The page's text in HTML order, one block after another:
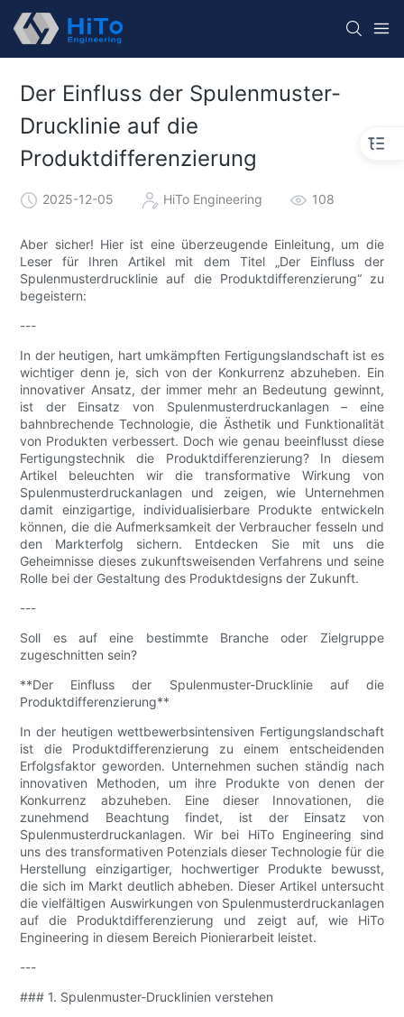
Der Einfluss der Spulenmuster-
Drucklinie auf die
Produktdifferenzierung
2025-12-05 HiTo Engineering 108
Aber sicher! Hier ist eine überzeugende Einleitung, um die
Leser für Ihren Artikel mit dem Titel „Der Einfluss der
Spulenmusterdrucklinie auf die Produktdifferenzierung“ zu
begeistern:
---
In der heutigen, hart umkämpften Fertigungslandschaft ist es
wichtiger denn je, sich von der Konkurrenz abzuheben. Ein
innovativer Ansatz, der immer mehr an Bedeutung gewinnt,
ist der Einsatz von Spulenmusterdruckanlagen – eine
bahnbrechende Technologie, die Ästhetik und Funktionalität
von Produkten verbessert. Doch wie genau beeinflusst diese
Fertigungstechnik die Produktdifferenzierung? In diesem
Artikel beleuchten wir die transformative Wirkung von
Spulenmusterdruckanlagen und zeigen, wie Unternehmen
damit einzigartige, individualisierbare Produkte entwickeln
können, die die Aufmerksamkeit der Verbraucher fesseln und
den Markterfolg sichern. Entdecken Sie mit uns die
Geheimnisse dieses zukunftsweisenden Verfahrens und seine
Rolle bei der Gestaltung des Produktdesigns der Zukunft.
---
Soll es auf eine bestimmte Branche oder Zielgruppe
zugeschnitten sein?
**Der Einfluss der Spulenmuster-Drucklinie auf die
Produktdifferenzierung**
In der heutigen wettbewerbsintensiven Fertigungslandschaft
ist die Produktdifferenzierung zu einem entscheidenden
Erfolgsfaktor geworden. Unternehmen suchen ständig nach
innovativen Methoden, um ihre Produkte von denen der
Konkurrenz abzuheben. Eine dieser Innovationen, die
zunehmend Beachtung findet, ist der Einsatz von
Spulenmusterdruckanlagen. Wir bei HiTo Engineering sind
uns des transformativen Potenzials dieser Technologie für die
Herstellung einzigartiger, hochwertiger Produkte bewusst,
die sich im Markt deutlich abheben. Dieser Artikel untersucht
die vielfältigen Auswirkungen von Spulenmusterdruckanlagen
auf die Produktdifferenzierung und zeigt auf, wie HiTo
Engineering in diesem Bereich Pionierarbeit leistet.
---
### 1. Spulenmuster-Drucklinien verstehen